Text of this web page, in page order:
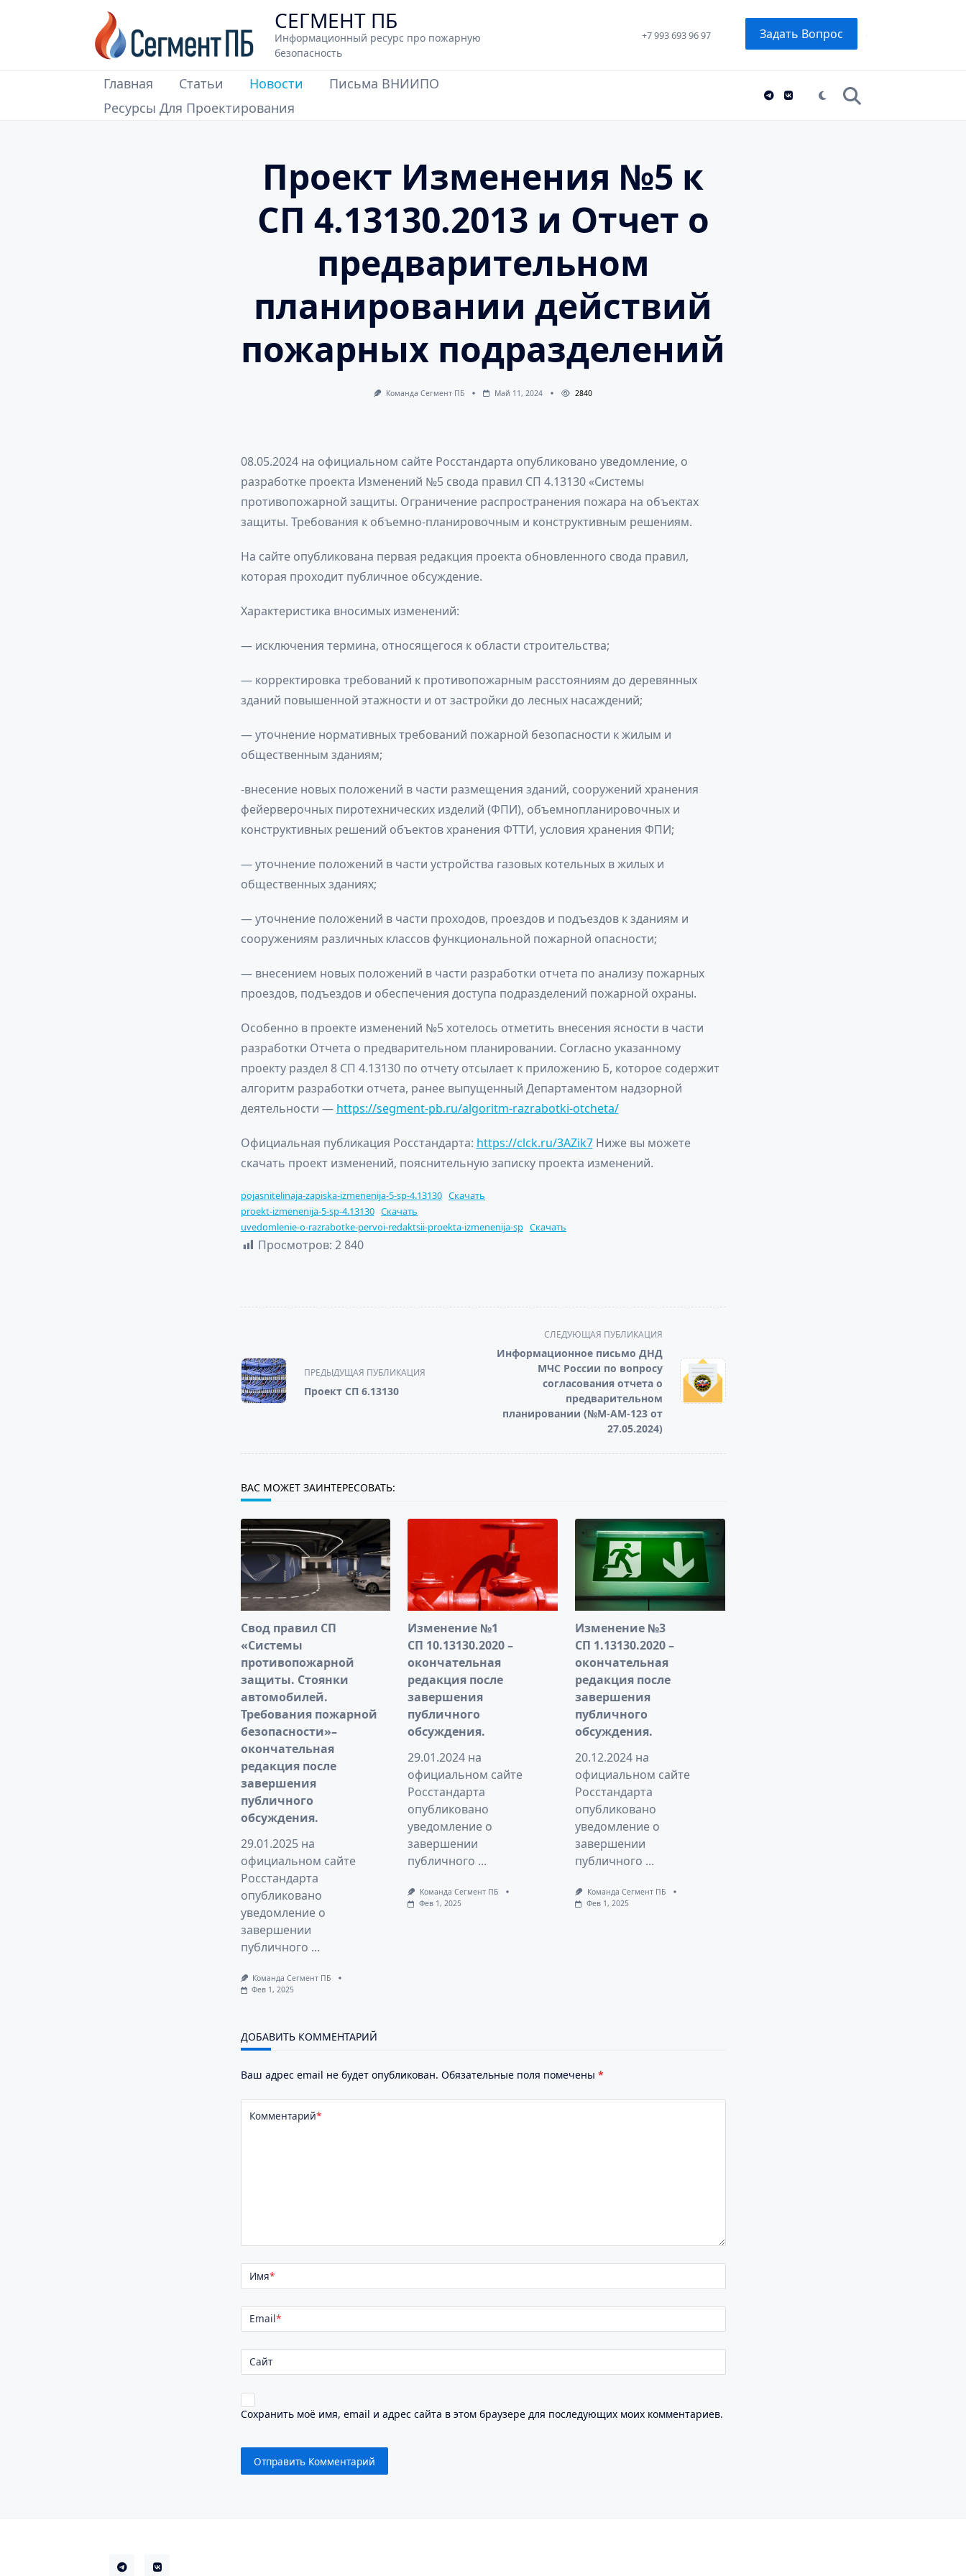
СЕГМЕНТ ПБ
Информационный ресурс про пожарную
безопасность
+7 993 693 96 97 Задать Вопрос
Главная Cтатьи Новости
Письма ВНИИПО
Ресурсы Для Проектирования
Проект Изменения №5 к
СП 4.13130.2013 и Отчет о
предварительном
планировании действий
пожарных подразделений
Команда Сегмент ПБ Май 11, 2024 2840
08.05.2024 на официальном сайте Росстандарта опубликовано уведомление, о
разработке проекта Изменений №5 свода правил СП 4.13130 «Системы
противопожарной защиты. Ограничение распространения пожара на объектах
защиты. Требования к объемно-планировочным и конструктивным решениям.
На сайте опубликована первая редакция проекта обновленного свода правил,
которая проходит публичное обсуждение.
Характеристика вносимых изменений:
— исключения термина, относящегося к области строительства;
— корректировка требований к противопожарным расстояниям до деревянных
зданий повышенной этажности и от застройки до лесных насаждений;
— уточнение нормативных требований пожарной безопасности к жилым и
общественным зданиям;
-внесение новых положений в части размещения зданий, сооружений хранения
фейерверочных пиротехнических изделий (ФПИ), объемно­планировочных и
конструктивных решений объектов хранения ФТТИ, условия хранения ФПИ;
— уточнение положений в части устройства газовых котельных в жилых и
общественных зданиях;
— уточнение положений в части проходов, проездов и подъездов к зданиям и
сооружениям различных классов функциональной пожарной опасности;
— внесением новых положений в части разработки отчета по анализу пожарных
проездов, подъездов и обеспечения доступа подразделений пожарной охраны.
Особенно в проекте изменений №5 хотелось отметить внесения ясности в части
разработки Отчета о предварительном планировании. Согласно указанному
проекту раздел 8 СП 4.13130 по отчету отсылает к приложению Б, которое содержит
алгоритм разработки отчета, ранее выпущенный Департаментом надзорной
деятельности — https://segment-pb.ru/algoritm-razrabotki-otcheta/
Официальная публикация Росстандарта: https://clck.ru/3AZik7Ниже вы можете
скачать проект изменений, пояснительную записку проекта изменений.
pojasnitelinaja-zapiska-izmenenija-5-sp-4.13130 Скачать
proekt-izmenenija-5-sp-4.13130 Скачать
uvedomlenie-o-razrabotke-pervoi-redaktsii-proekta-izmenenija-sp Скачать
Просмотров: 2 840
subtitle
screen-
reader-
ПРЕДЫДУЩАЯ ПУБЛИКАЦИЯ
Проект СП 6.13130
СЛЕДУЮЩАЯ ПУБЛИКАЦИЯ
Информационное письмо ДНД
МЧС России по вопросу
согласования отчета о
предварительном
планировании (№М-АМ-123 от
27.05.2024)
ВАС МОЖЕТ ЗАИНТЕРЕСОВАТЬ:
Свод правил СП
«Системы
противопожарной
защиты. Стоянки
автомобилей.
Требования пожарной
безопасности»–
окончательная
редакция после
завершения
публичного
обсуждения.
29.01.2025 на
официальном сайте
Росстандарта
опубликовано
уведомление о
завершении
публичного ...
Команда Сегмент ПБ
Фев 1, 2025
Изменение №1
СП 10.13130.2020 –
окончательная
редакция после
завершения
публичного
обсуждения.
29.01.2024 на
официальном сайте
Росстандарта
опубликовано
уведомление о
завершении
публичного ...
Команда Сегмент ПБ
Фев 1, 2025
Изменение №3
СП 1.13130.2020 –
окончательная
редакция после
завершения
публичного
обсуждения.
20.12.2024 на
официальном сайте
Росстандарта
опубликовано
уведомление о
завершении
публичного ...
Команда Сегмент ПБ
Фев 1, 2025
ДОБАВИТЬ КОММЕНТАРИЙ
Ваш адрес email не будет опубликован. Обязательные поля помечены *
Комментарий*
Имя*
Email*
Сайт
Сохранить моё имя, email и адрес сайта в этом браузере для последующих моих комментариев.